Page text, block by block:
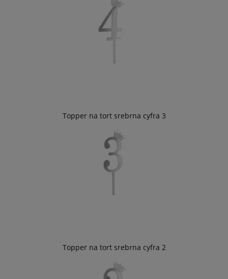
Topper na tort srebrna cyfra 3
Topper na tort srebrna cyfra 2